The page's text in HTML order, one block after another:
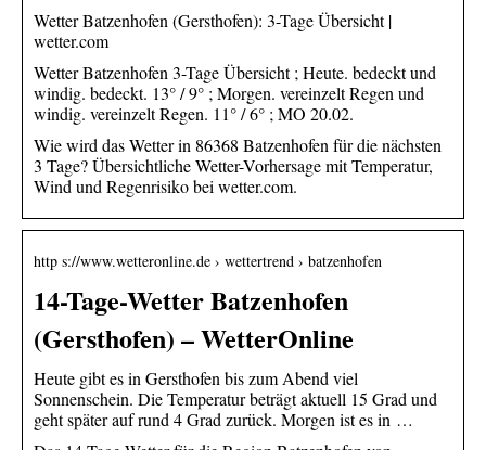
Wetter Batzenhofen (Gersthofen): 3-Tage Übersicht |
wetter.com
Wetter Batzenhofen 3-Tage Übersicht ; Heute. bedeckt und
windig. bedeckt. 13° / 9° ; Morgen. vereinzelt Regen und
windig. vereinzelt Regen. 11° / 6° ; MO 20.02.
Wie wird das Wetter in 86368 Batzenhofen für die nächsten
3 Tage? Übersichtliche Wetter-Vorhersage mit Temperatur,
Wind und Regenrisiko bei wetter.com.
http s://www.wetteronline.de › wettertrend › batzenhofen
14-Tage-Wetter Batzenhofen
(Gersthofen) – WetterOnline
Heute gibt es in Gersthofen bis zum Abend viel
Sonnenschein. Die Temperatur beträgt aktuell 15 Grad und
geht später auf rund 4 Grad zurück. Morgen ist es in …